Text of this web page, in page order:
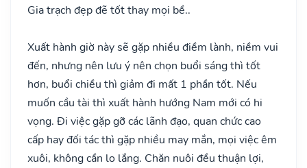
Gia trạch đẹp đẽ tốt thay mọi bề..
Xuất hành giờ này sẽ gặp nhiều điềm lành, niềm vui
đến, nhưng nên lưu ý nên chọn buổi sáng thì tốt
hơn, buổi chiều thì giảm đi mất 1 phần tốt. Nếu
muốn cầu tài thì xuất hành hướng Nam mới có hi
vọng. Đi việc gặp gỡ các lãnh đạo, quan chức cao
cấp hay đối tác thì gặp nhiều may mắn, mọi việc êm
xuôi, không cần lo lắng. Chăn nuôi đều thuận lợi,